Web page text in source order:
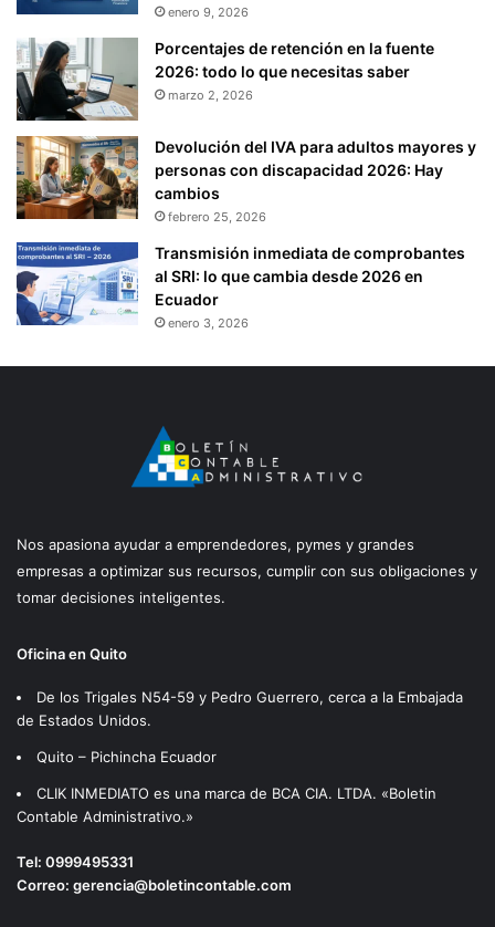
enero 9, 2026
Porcentajes de retención en la fuente
2026: todo lo que necesitas saber
marzo 2, 2026
Devolución del IVA para adultos mayores y
personas con discapacidad 2026: Hay
cambios
febrero 25, 2026
Transmisión inmediata de comprobantes
al SRI: lo que cambia desde 2026 en
Ecuador
enero 3, 2026
Nos apasiona ayudar a emprendedores, pymes y grandes
empresas a optimizar sus recursos, cumplir con sus obligaciones y
tomar decisiones inteligentes.
Oficina en Quito
De los Trigales N54-59 y Pedro Guerrero, cerca a la Embajada
de Estados Unidos.
Quito – Pichincha Ecuador
CLIK INMEDIATO es una marca de BCA CIA. LTDA. «Boletin
Contable Administrativo.»
Tel: 0999495331
Correo: gerencia@boletincontable.com